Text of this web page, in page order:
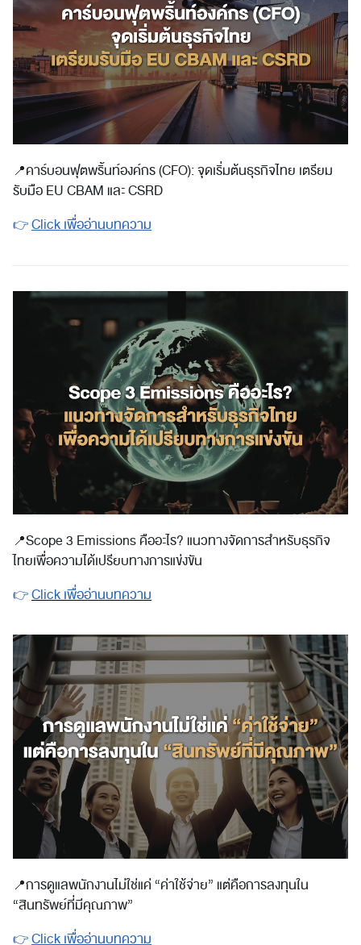
📍คาร์บอนฟุตพริ้นท์องค์กร (CFO): จุดเริ่มต้นธุรกิจไทย เตรียม
รับมือ EU CBAM และ CSRD
👉Click เพื่ออ่านบทความ
📍Scope 3 Emissions คืออะไร? แนวทางจัดการสำหรับธุรกิจ
ไทยเพื่อความได้เปรียบทางการแข่งขัน
👉Click เพื่ออ่านบทความ
📍การดูแลพนักงานไม่ใช่แค่ “ค่าใช้จ่าย” แต่คือการลงทุนใน
“สินทรัพย์ที่มีคุณภาพ”
👉Click เพื่ออ่านบทความ